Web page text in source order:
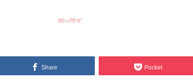
Share Pocket